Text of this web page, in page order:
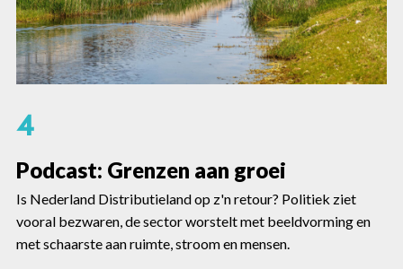
4
Podcast: Grenzen aan groei
Is Nederland Distributieland op z'n retour? Politiek ziet
vooral bezwaren, de sector worstelt met beeldvorming en
met schaarste aan ruimte, stroom en mensen.